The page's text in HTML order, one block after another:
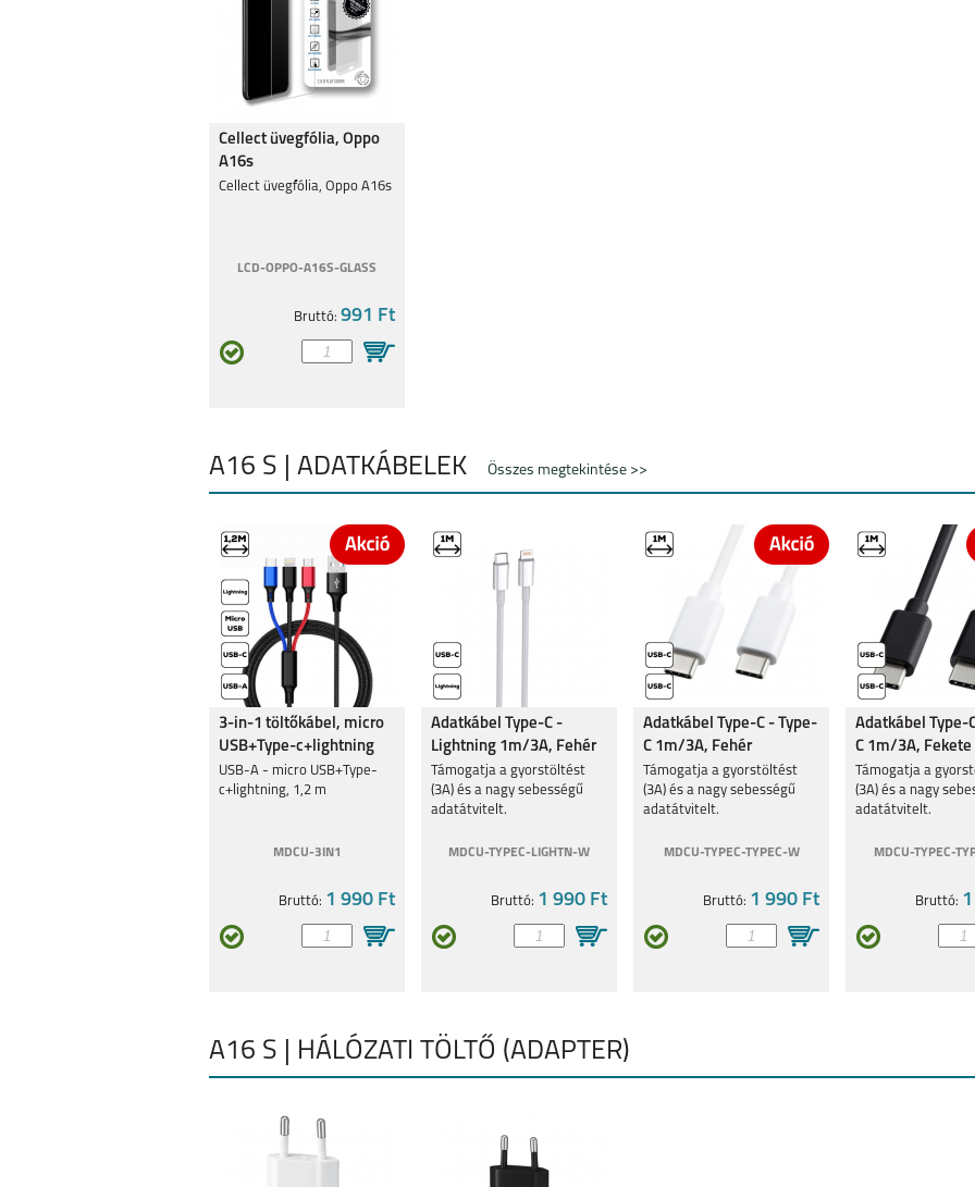
Cellect üvegfólia, Oppo
A16s
Cellect üvegfólia, Oppo A16s
LCD-OPPO-A16S-GLASS
Bruttó: 991 Ft
A16 S | ADATKÁBELEK Összes megtekintése >>
3-in-1 töltőkábel, micro
USB+Type-c+lightning
USB-A - micro USB+Type-
c+lightning, 1,2 m
MDCU-3IN1
Bruttó: 1 990 Ft
Adatkábel Type-C -
Lightning 1m/3A, Fehér
Támogatja a gyorstöltést
(3A) és a nagy sebességű
adatátvitelt.
MDCU-TYPEC-LIGHTN-W
Bruttó: 1 990 Ft
Adatkábel Type-C - Type-
C 1m/3A, Fehér
Támogatja a gyorstöltést
(3A) és a nagy sebességű
adatátvitelt.
MDCU-TYPEC-TYPEC-W
Bruttó: 1 990 Ft
Adatkábel Type-
C 1m/3A, Fekete
Támogatja a
(3A) és a nagy
adatátvitelt.
MDCU-TYPEC-
Bruttó:
A16 S | HÁLÓZATI TÖLTŐ (ADAPTER)